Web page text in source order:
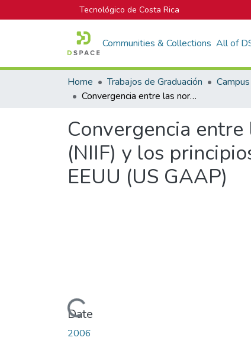
Tecnológico de Costa Rica
Communities & Collections All of
Home Trabajos de Graduación
Convergencia entre las normas internacionales de información financiera (NIIF) y los principios de contabilidad generalmente aceptados de los EEUU (US GAAP)
Convergencia
(NIIF) y los
EEUU (US GAAP)
Loading...
Date
2006